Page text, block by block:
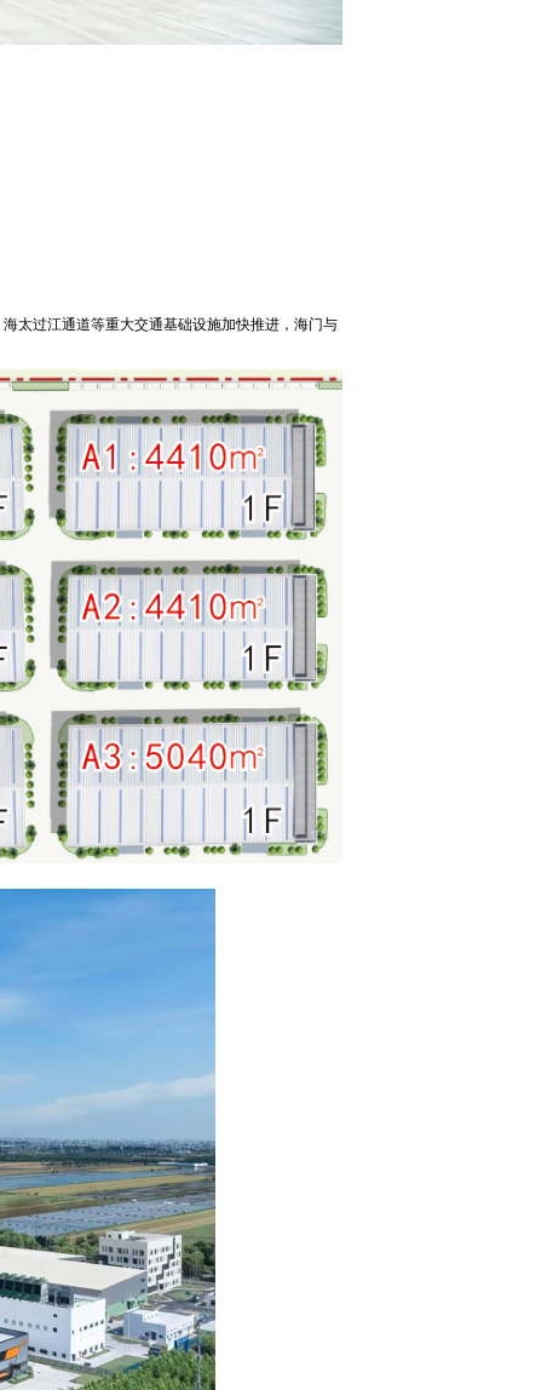
太过江通道等重大交通基础设施加快推进，海门与